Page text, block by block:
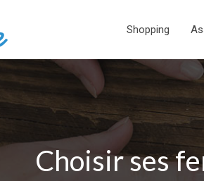
Shopping
Choisir ses